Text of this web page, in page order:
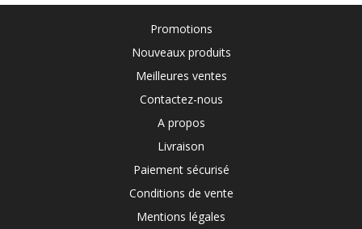
Promotions
Nouveaux produits
Meilleures ventes
Contactez-nous
A propos
Livraison
Paiement sécurisé
Conditions de vente
Mentions légales